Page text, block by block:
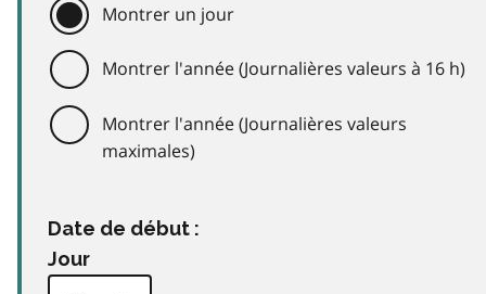
Montrer un jour
Montrer l'année (Journalières valeurs à 16 h)
Montrer l'année (Journalières valeurs
maximales)
Date de début :
Jour